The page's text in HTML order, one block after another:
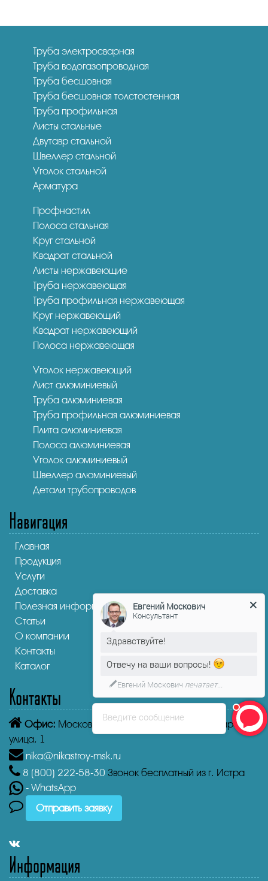
Труба электросварная
Труба водогазопроводная
Труба бесшовная
Труба бесшовная толстостенная
Труба профильная
Листы стальные
Двутавр стальной
Швеллер стальной
Уголок стальной
Арматура
Профнастил
Полоса стальная
Круг стальной
Квадрат стальной
Листы нержавеющие
Труба нержавеющая
Труба профильная нержавеющая
Круг нержавеющий
Квадрат нержавеющий
Полоса нержавеющая
Уголок нержавеющий
Лист алюминиевый
Труба алюминиевая
Труба профильная алюминиевая
Плита алюминиевая
Полоса алюминиевая
Уголок алюминиевый
Швеллер алюминиевый
Детали трубопроводов
Навигация
Главная
Продукция
Услуги
Доставка
Полезная информация
Статьи
О компании
Контакты
Каталог
Контакты
Офис: Московская область, Истра, Пролетарская
улица, 1
nika@nikastroy-msk.ru
8 (800) 222-58-30 Звонок бесплатный из г. Истра
- WhatsApp
Отправить заявку
Информация
Введите сообщение
Евгений Москович
Консультант
Здравствуйте!
Отвечу на ваши вопросы!
Евгений Москович печатает...